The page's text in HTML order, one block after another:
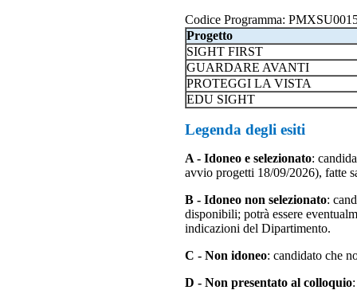
Codice Programma:
Progetto
SIGHT FIRST
GUARDARE AVANTI
PROTEGGI LA VISTA
EDU SIGHT
Legenda degli esiti
A - Idoneo e selezionato:
avvio progetti 18/09/2026), fatte
B - Idoneo non selezionato:
disponibili; potrà essere
indicazioni del Dipartimento.
C - Non idoneo: candidato che
D - Non presentato al colloquio: